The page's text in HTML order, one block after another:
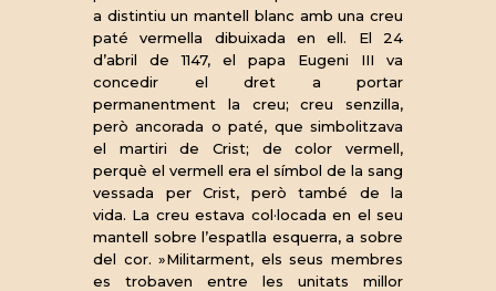
a distintiu un mantell blanc amb una creu
paté vermella dibuixada en ell. El 24
d’abril de 1147, el papa Eugeni III va
concedir el dret a portar
permanentment la creu; creu senzilla,
però ancorada o paté, que simbolitzava
el martiri de Crist; de color vermell,
perquè el vermell era el símbol de la sang
vessada per Crist, però també de la
vida. La creu estava col·locada en el seu
mantell sobre l’espatlla esquerra, a sobre
del cor. »Militarment, els seus membres
es trobaven entre les unitats millor